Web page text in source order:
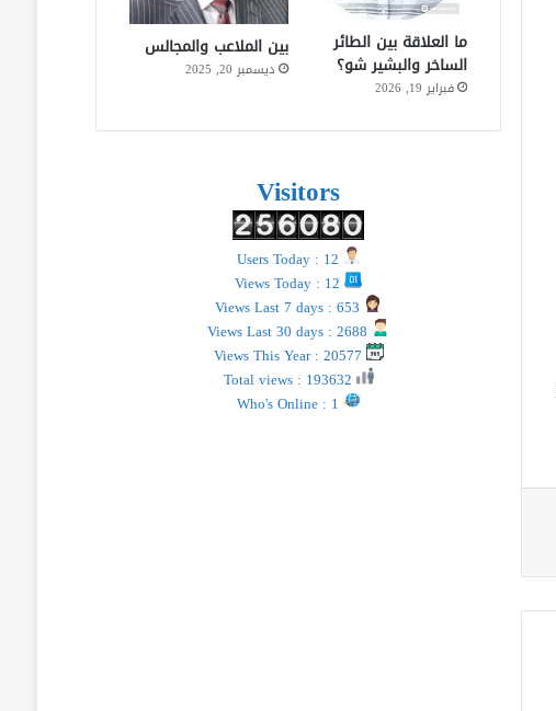
ما العلاقة بين الطائر
الساخر والبشير شو؟
فبراير 19, 2026
بين الملاعب والمجالس
ديسمبر 20, 2025
Visitors